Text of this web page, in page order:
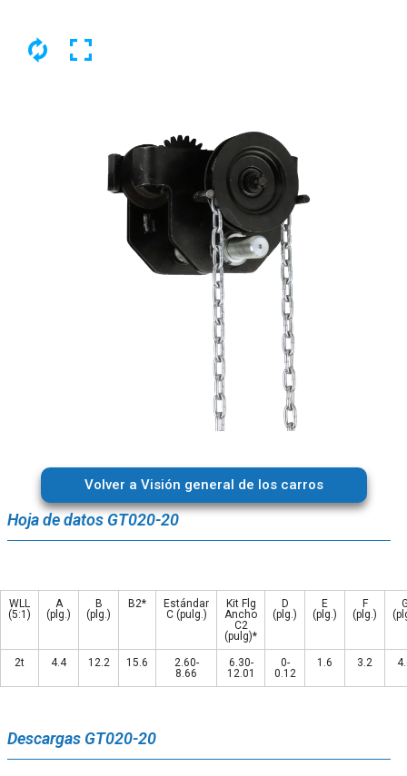
Volver a Visión general de los carros
Hoja de datos GT020-20
WLL
(5:1)
A
(plg.)
B
(plg.)
B2*
Estándar
C (pulg.)
Kit Flg
Ancho
C2
(pulg)*
D
(plg.)
E
(plg.)
F
(plg.)
2t 4.4 12.2 15.6
2.60-
8.66
6.30-
12.01
0-
0.12
1.6 3.2
Descargas GT020-20